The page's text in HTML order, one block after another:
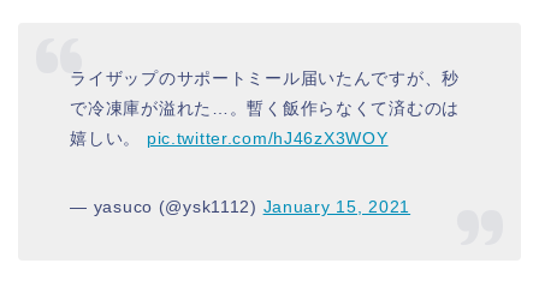
ライザップのサポートミール届いたんですが、秒
で冷凍庫が溢れた…。暫く飯作らなくて済むのは
嬉しい。 pic.twitter.com/hJ46zX3WOY
— yasuco (@ysk1112) January 15, 2021